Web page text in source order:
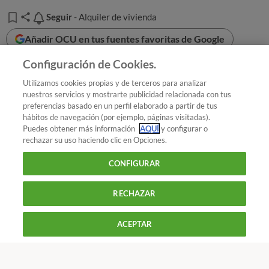
Seguir
Seguir - Alquiler de vivienda
Añadir OCU en tus fuentes favoritas de Google
¿Quieres recibir nuestra Newsletter? Crea una cuenta
Hogar y energía : Alquiler de vivienda
denuncia la ausencia de subvenciones para la rehabilitación
900 055 105
De L a J de 9 a 18 h y V de 9 a 14 h
Configuración de Cookies.
Utilizamos cookies propias y de terceros para analizar
nuestros servicios y mostrarte publicidad relacionada con tus
preferencias basado en un perfil elaborado a partir de tus
hábitos de navegación (por ejemplo, páginas visitadas).
Puedes obtener más información AQUÍy configurar o
rechazar su uso haciendo clic en Opciones.
CONFIGURAR
RECHAZAR
ACEPTAR